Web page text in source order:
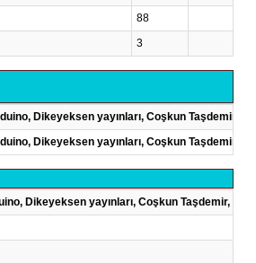
88
3
Dikeyeksen yayınları, Coşkun Taşdemir,
Dikeyeksen yayınları, Coşkun Taşdemir,
Dikeyeksen yayınları, Coşkun Taşdemir,